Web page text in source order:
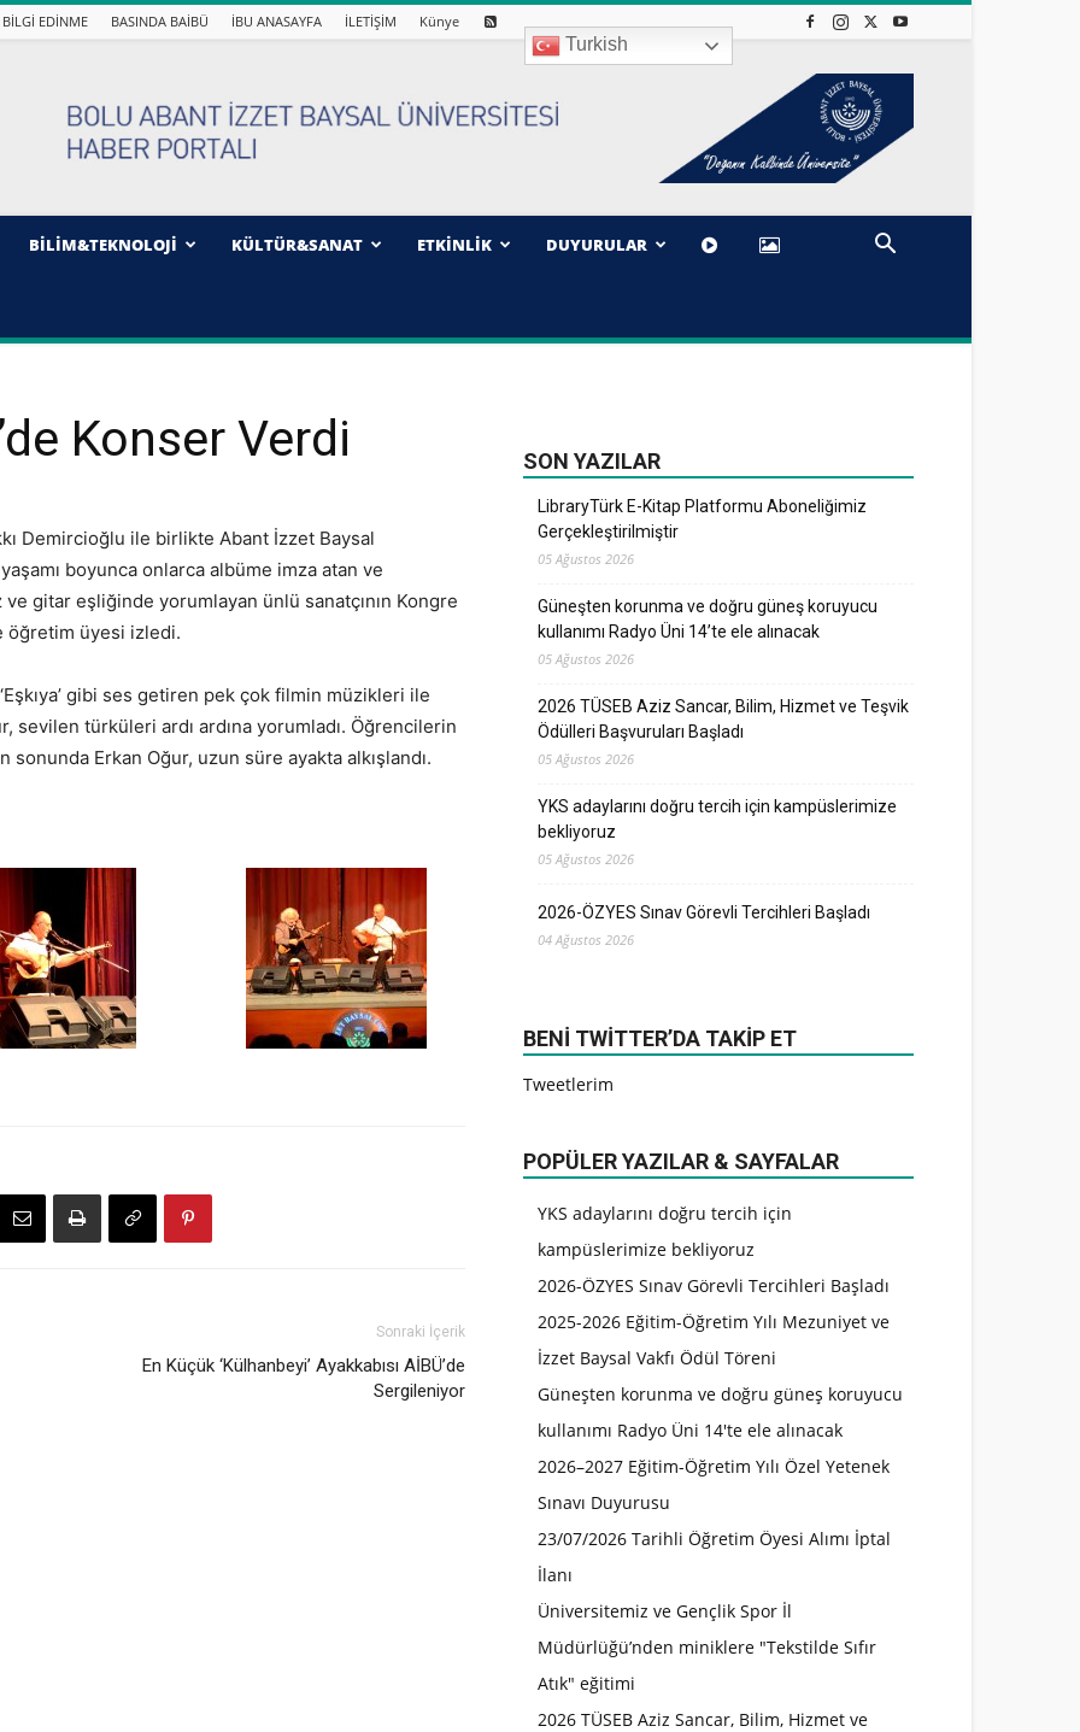
BİLGİ EDİNME BASINDA BAİBÜ İBU ANASAYFA İLETİŞİM Künye
Turkish
BİLİM&TEKNOLOJİ KÜLTÜR&SANAT ETKİNLİK DUYURULAR
Konser Verdi
Demircioğlu ile birlikte Abant İzzet Baysal
boyunca onlarca albüme imza atan ve
gitar eşliğinde yorumlayan ünlü sanatçının Kongre
öğretim üyesi izledi.
gibi ses getiren pek çok filmin müzikleri ile
türküleri ardı ardına yorumladı. Öğrencilerin
Erkan Oğur, uzun süre ayakta alkışlandı.
Sonraki İçerik
En Küçük ‘Külhanbeyi’ Ayakkabısı AİBÜ’de
Sergileniyor
SON YAZILAR
LibraryTürk E-Kitap Platformu Aboneliğimiz
Gerçekleştirilmiştir
05 Ağustos 2026
Güneşten korunma ve doğru güneş koruyucu
kullanımı Radyo Üni 14’te ele alınacak
05 Ağustos 2026
2026 TÜSEB Aziz Sancar, Bilim, Hizmet ve Teşvik
Ödülleri Başvuruları Başladı
05 Ağustos 2026
YKS adaylarını doğru tercih için kampüslerimize
bekliyoruz
05 Ağustos 2026
2026-ÖZYES Sınav Görevli Tercihleri Başladı
04 Ağustos 2026
BENI TWITTER’DA TAKIP ET
Tweetlerim
POPÜLER YAZILAR & SAYFALAR
YKS adaylarını doğru tercih için
kampüslerimize bekliyoruz
2026-ÖZYES Sınav Görevli Tercihleri Başladı
2025-2026 Eğitim-Öğretim Yılı Mezuniyet ve
İzzet Baysal Vakfı Ödül Töreni
Güneşten korunma ve doğru güneş koruyucu
kullanımı Radyo Üni 14'te ele alınacak
2026–2027 Eğitim-Öğretim Yılı Özel Yetenek
Sınavı Duyurusu
23/07/2026 Tarihli Öğretim Öyesi Alımı İptal
İlanı
Üniversitemiz ve Gençlik Spor İl
Müdürlüğü’nden miniklere "Tekstilde Sıfır
Atık" eğitimi
2026 TÜSEB Aziz Sancar, Bilim, Hizmet ve